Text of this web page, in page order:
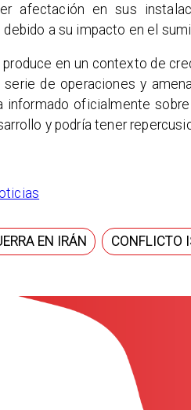
afectación en sus
a su impacto en el
produce en un contexto de
serie de operaciones y
informado oficialmente
y podría tener
EN IRÁN CONFLICTO